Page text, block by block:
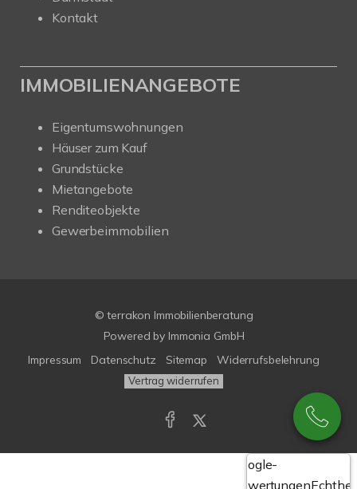
Kontakt
IMMOBILIENANGEBOTE
Eigentumswohnungen
Häuser zum Kauf
Grundstücke
Mietangebote
Renditeobjekte
Gewerbeimmobilien
© terrakon Immobilienberatung
Powered by Immonia GmbH
Impressum
Datenschutz Sitemap Widerrufsbelehrung
Vertrag widerrufen
Google-
Bewertungen